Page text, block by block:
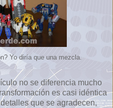
Yo diría que una mezcla.
no se diferencia mucho
es casi idéntica
que se agradecen,